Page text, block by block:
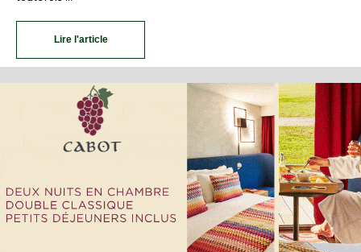
Lire l'article